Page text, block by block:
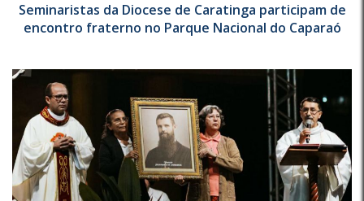
Seminaristas da Diocese de Caratinga participam de
encontro fraterno no Parque Nacional do Caparaó